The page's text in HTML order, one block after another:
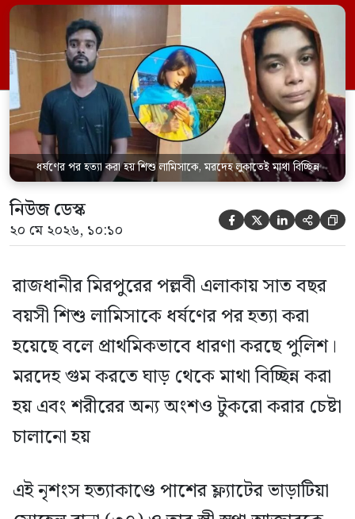
চালানো হয় এই নৃশংস হত্যাকাণ্ডে পাশের ফ্ল্যাটের
ভাড়াটিয়া সোহেল রানা (৩০) ও তার স্ত্রী স্বপ্না
আক্তারকে (২৬) মাত্র ৭ ঘণ্টার […]
ধর্ষণের পর হত্যা করা হয় শিশু লামিসাকে, মরদেহ লুকাতেই মাথা বিচ্ছিন্ন
নিউজ ডেস্ক
২০ মে ২০২৬, ১০:১০     
রাজধানীর মিরপুরের পল্লবী এলাকায় সাত বছর
বয়সী শিশু লামিসাকে ধর্ষণের পর হত্যা করা
হয়েছে বলে প্রাথমিকভাবে ধারণা করছে পুলিশ।
মরদেহ গুম করতে ঘাড় থেকে মাথা বিচ্ছিন্ন করা
হয় এবং শরীরের অন্য অংশও টুকরো করার চেষ্টা
চালানো হয়
এই নৃশংস হত্যাকাণ্ডে পাশের ফ্ল্যাটের ভাড়াটিয়া